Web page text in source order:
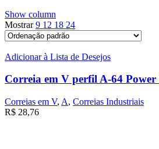
Show column
Mostrar9 12 18 24
Adicionar à Lista de Desejos
Correia em V perfil A-64 Power
Correias em V, A, Correias Industriais
R$ 28,76